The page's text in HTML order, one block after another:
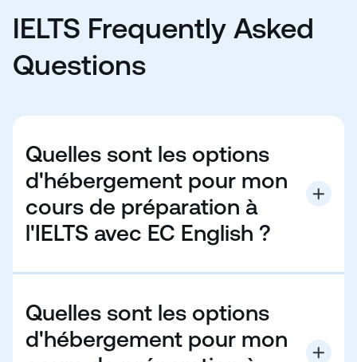
IELTS Frequently Asked
Questions
Quelles sont les options
d'hébergement pour mon
cours de préparation à
l'IELTS avec EC English ?
d'accueil ou en résidence/appartement étudiant. Si
vous vivrez avec une famille dans la destination
choisie. C'est une excellente option si vous souhaitez
pratiquer votre anglais avec une famille locale autour
Quelles sont les options
d'hébergement pour mon